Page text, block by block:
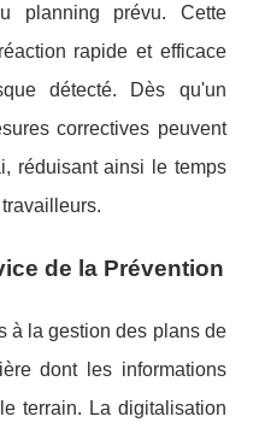
planning prévu. Cette
rapide et efficace
détecté. Dès qu'un
correctives peuvent
réduisant ainsi le temps
de la Prévention
à la gestion des plans de
dont les informations
terrain. La digitalisation